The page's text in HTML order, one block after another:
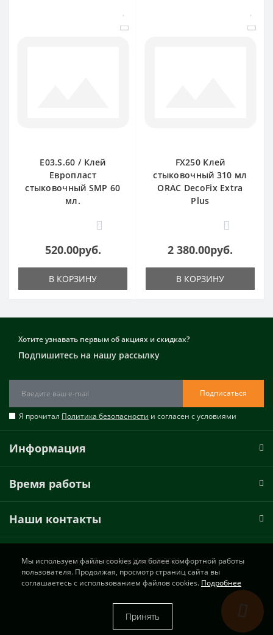
E03.S.60 / Клей
Европласт
стыковочный SMP 60
мл.
0
520.00руб.
В КОРЗИНУ
FX250 Клей
стыковочный 310 мл
ORAC DecoFix Extra
Plus
0
2 380.00руб.
В КОРЗИНУ
Хотите узнавать первым об акциях и скидках?
Подпишитесь на нашу рассылку
Подписаться
Я прочитал Политика безопасности и согласен с условиями
Информация
Время работы
Наши контакты
Лепнина у Милы © 2026
Мы используем файлы cookies для более комфортной работы
пользователя. Продолжая, просмотр страниц сайта вы
соглашаетесь с использованием файлов cookies. Подробнее
Принять